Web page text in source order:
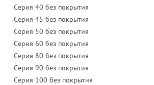
Серия 40 без покрытия
Серия 45 без покрытия
Серия 50 без покрытия
Серия 60 без покрытия
Серия 80 без покрытия
Серия 90 без покрытия
Серия 100 без покрытия